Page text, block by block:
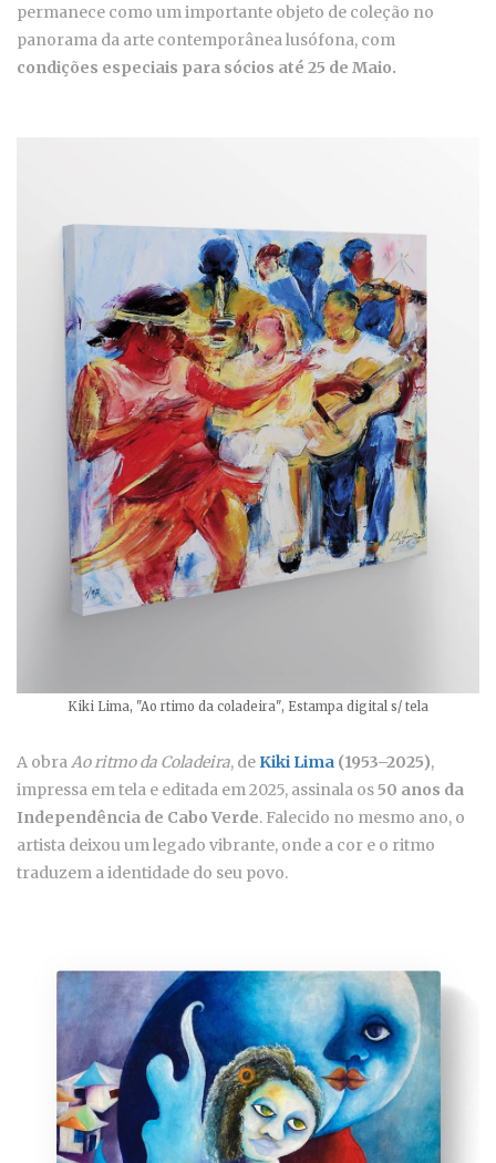
permanece como um importante objeto de coleção no
panorama da arte contemporânea lusófona, com
condições especiais para sócios até 25 de Maio.
Kiki Lima, "Ao rtimo da coladeira", Estampa digital s/ tela
A obraAo ritmo da Coladeira, de Kiki Lima (1953–2025),
impressa em tela e editada em 2025, assinala os50 anos da
Independência de Cabo Verde. Falecido no mesmo ano, o
artista deixou um legado vibrante, onde a cor e o ritmo
traduzem a identidade do seu povo.